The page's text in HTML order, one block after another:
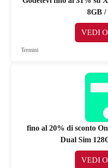
8GB /
VEDI
Termini
fino al 20% di sconto
Dual Sim
VEDI